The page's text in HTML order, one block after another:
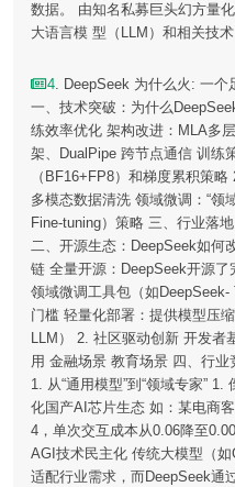
数据。 由知名私募巨头幻方量
大语言模 型（LLM）和相关技术
4. DeepSeek 为什么火: 一个
一、技术突破：为什么
练效率优化 架构改进：MLA多
架、DualPipe 跨节点通信 训练
（BF16+FP8）和梯度累积策
多模态数据清洗 领域微调：“领
Fine-tuning）策略 三、行业落
二、开源生态：DeepSeek如何
链 全量开源：DeepSeek开源
领域微调工具包（如
门槛 轻量化部署：提供模型压
LLM） 2. 社区驱动创新 开发者
用 金融场景 教育场景 四、行业
1. 从“通用模型”到“领域专家”
化国产AI芯片生态 如：某电商
4，单次交互成本从0.06降至
AGI技术民主化 传统大模型（
适配行业需求，而DeepSeek通